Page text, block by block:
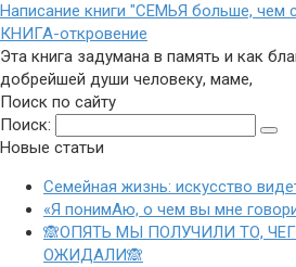
Написание книги "СЕМЬЯ больше, чем
КНИГА-откровение
Эта книга задумана в память и как
добрейшей души человеку, маме,
Поиск по сайту
Поиск:
Новые статьи
Семейная жизнь: искусство
«Я понимАю, о чем вы мне
🙈ОПЯТЬ МЫ ПОЛУЧИЛИ ТО,
ОЖИДАЛИ🙈